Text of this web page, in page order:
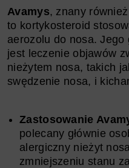
Avamys, znany
to kortykosteroid
aerozolu do nosa. Jego
jest leczenie objawów
nieżytem nosa, takich
swędzenie nosa, i
Zastosowanie
polecany głównie
alergiczny nieżyt
zmniejszeniu stanu